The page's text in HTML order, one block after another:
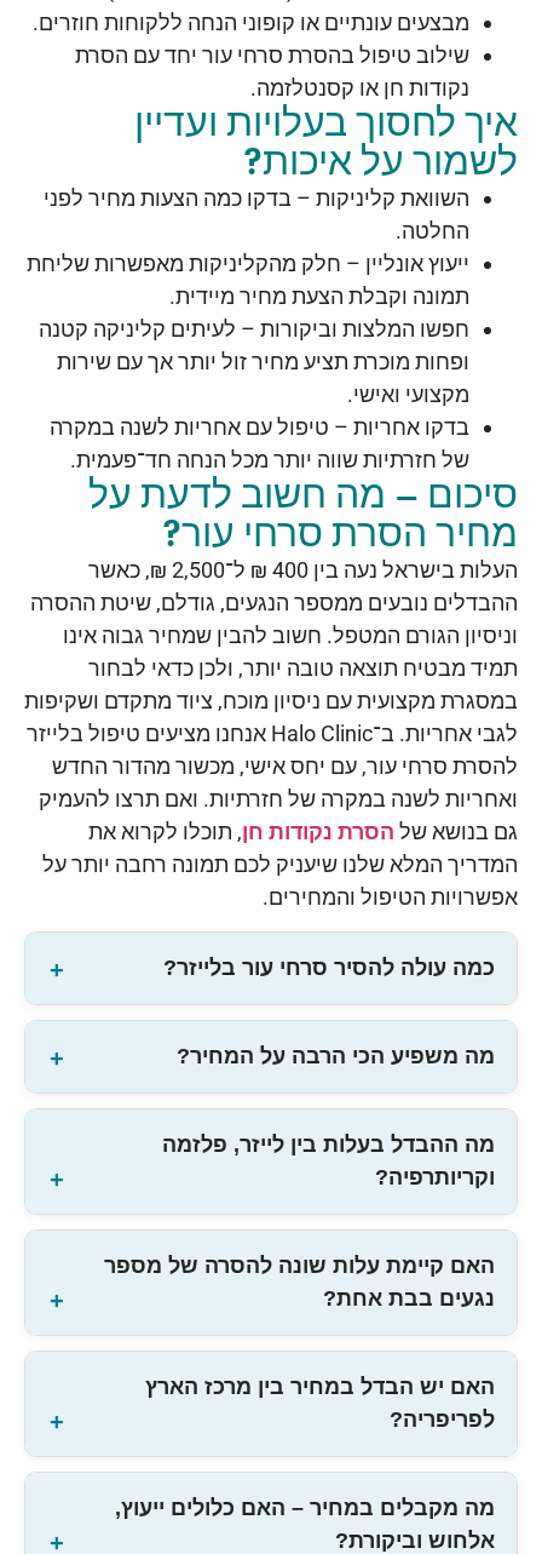
מבצעים עונתיים או קופוני הנחה ללקוחות חוזרים.
שילוב טיפול בהסרת סרחי עור יחד עם הסרת
נקודות חן או קסנטלזמה.
איך לחסוך בעלויות ועדיין
לשמור על איכות?
השוואת קליניקות – בדקו כמה הצעות מחיר לפני
החלטה.
ייעוץ אונליין – חלק מהקליניקות מאפשרות שליחת
תמונה וקבלת הצעת מחיר מיידית.
חפשו המלצות וביקורות – לעיתים קליניקה קטנה
ופחות מוכרת תציע מחיר זול יותר אך עם שירות
מקצועי ואישי.
בדקו אחריות – טיפול עם אחריות לשנה במקרה
של חזרתיות שווה יותר מכל הנחה חד־פעמית.
סיכום – מה חשוב לדעת על
מחיר הסרת סרחי עור?
העלות בישראל נעה בין 400 ₪ ל־2,500 ₪, כאשר
ההבדלים נובעים ממספר הנגעים, גודלם, שיטת ההסרה
וניסיון הגורם המטפל. חשוב להבין שמחיר גבוה אינו
תמיד מבטיח תוצאה טובה יותר, ולכן כדאי לבחור
במסגרת מקצועית עם ניסיון מוכח, ציוד מתקדם ושקיפות
לגבי אחריות. ב־Halo Clinic אנחנו מציעים טיפול בלייזר
להסרת סרחי עור, עם יחס אישי, מכשור מהדור החדש
ואחריות לשנה במקרה של חזרתיות. ואם תרצו להעמיק
גם בנושא של הסרת נקודות חן, תוכלו לקרוא את
המדריך המלא שלנו שיעניק לכם תמונה רחבה יותר על
אפשרויות הטיפול והמחירים.
כמה עולה להסיר סרחי עור בלייזר?
מה משפיע הכי הרבה על המחיר?
מה ההבדל בעלות בין לייזר, פלזמה
וקריותרפיה?
האם קיימת עלות שונה להסרה של מספר
נגעים בבת אחת?
האם יש הבדל במחיר בין מרכז הארץ
לפריפריה?
מה מקבלים במחיר – האם כלולים ייעוץ,
אלחוש וביקורת?